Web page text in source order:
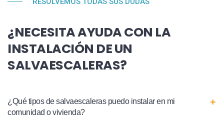
¿NECESITA AYUDA CON LA
INSTALACIÓN DE UN
SALVAESCALERAS?
¿Qué tipos de salvaescaleras puedo instalar en mi
comunidad o vivienda?